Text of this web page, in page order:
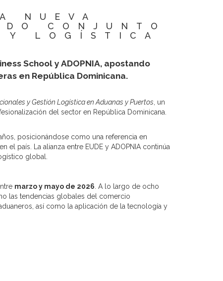
NUEVA
CONJUNTO
Y LOGÍSTICA
School y ADOPNIA, apostando
en República Dominicana.
y Gestión Logística en Aduanas y Puertos , un
del sector en República Dominicana.
posicionándose como una referencia en
en el país. La alianza entre EUDE y ADOPNIA continúa
global.
marzo y mayo de 2026 . A lo largo de ocho
las tendencias globales del comercio
así como la aplicación de la tecnología y